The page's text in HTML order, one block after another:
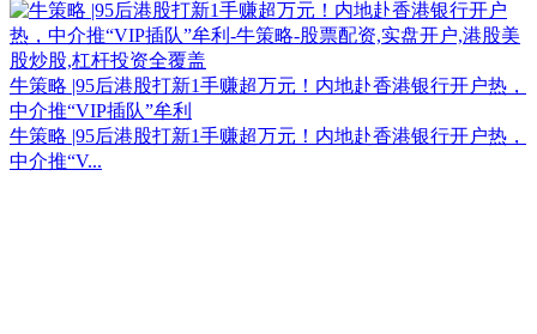
牛策略 |95后港股打新1手赚超万元！内地赴香港银行开户热，
中介推“VIP插队”牟利
牛策略 |95后港股打新1手赚超万元！内地赴香港银行开户热，
中介推“V...